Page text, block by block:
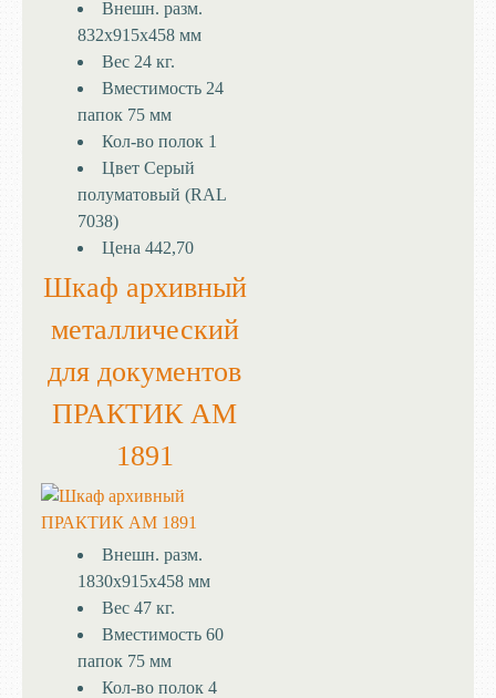
Внешн. разм.
832x915x458 мм
Вес 24 кг.
Вместимость 24
папок 75 мм
Кол-во полок 1
Цвет Серый
полуматовый (RAL
7038)
Цена 442,70
Шкаф архивный
металлический
для документов
ПРАКТИК AM
1891
Внешн. разм.
1830x915x458 мм
Вес 47 кг.
Вместимость 60
папок 75 мм
Кол-во полок 4